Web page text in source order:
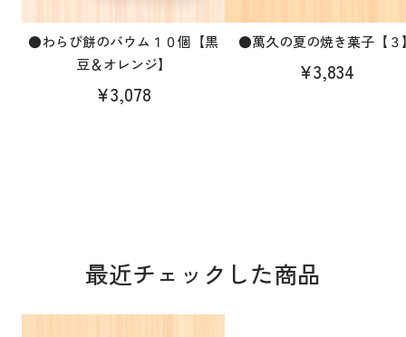
●わらび餅のバウム１０個【黒
豆＆オレンジ】
¥3,078
●萬久の夏の焼き菓子【３
¥3,834
最近チェックした商品